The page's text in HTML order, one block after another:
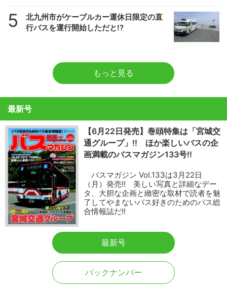
5
北九州市がケーブルカー運休日限定の直
行バスを運行開始しただと!?
もっと見る
最新号
【6月22日発売】巻頭特集は「宮城交
通グループ」!! ほか楽しいバスの企
画満載のバスマガジン133号!!
バスマガジン Vol.133は3月22日
（月）発売!! 美しい写真と詳細なデー
タ、大胆な企画と緻密な取材で読者を魅
了してやまないバス好きのためのバス総
合情報誌だ!!
最新号
バックナンバー